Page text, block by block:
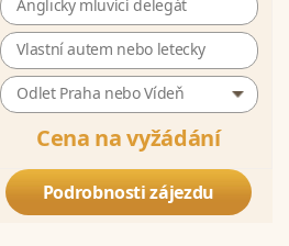
Anglicky mluvící delegát
Vlastní autem nebo letecky
Odlet Praha nebo Vídeň
Cena na vyžádání
Podrobnosti zájezdu